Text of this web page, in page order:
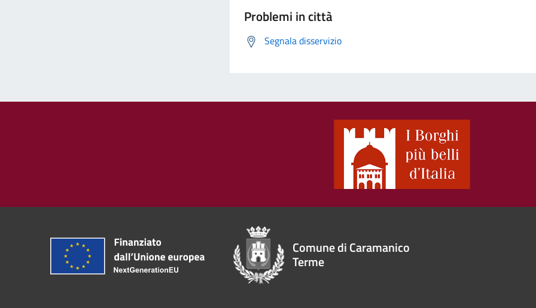
Problemi in città
Segnala disservizio
Comune di Caramanico
Terme